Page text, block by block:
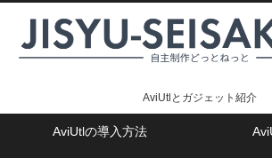
AviUtlとガジェット紹介
AviUtlの導入方法